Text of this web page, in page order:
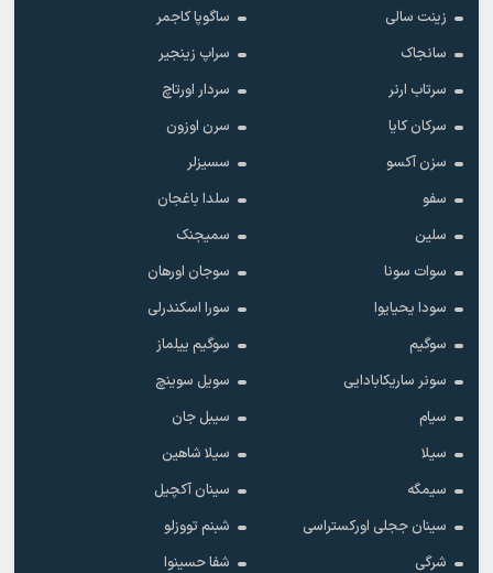
زینت سالی
ساگوپا کاجمر
سانجاک
سراپ زینجیر
سرتاب ارنر
سردار اورتاچ
سرکان کایا
سرن اوزون
سزن آکسو
سسیزلر
سفو
سلدا باغجان
سلین
سمیجنک
سوات سونا
سوجان اورهان
سودا یحیایوا
سورا اسکندرلی
سوگیم
سوگیم ییلماز
سونر ساریکابادایی
سویل سوینچ
سیام
سیبل جان
سیلا
سیلا شاهین
سیمگه
سینان آکچیل
سینان ججلی اورکستراسی
شبنم تووزلو
شرگی
شفا حسینوا